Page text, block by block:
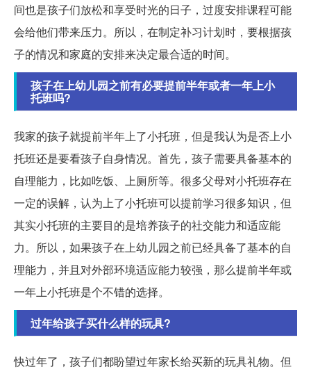
间也是孩子们放松和享受时光的日子，过度安排课程可能
会给他们带来压力。所以，在制定补习计划时，要根据孩
子的情况和家庭的安排来决定最合适的时间。
孩子在上幼儿园之前有必要提前半年或者一年上小
托班吗?
我家的孩子就提前半年上了小托班，但是我认为是否上小
托班还是要看孩子自身情况。首先，孩子需要具备基本的
自理能力，比如吃饭、上厕所等。很多父母对小托班存在
一定的误解，认为上了小托班可以提前学习很多知识，但
其实小托班的主要目的是培养孩子的社交能力和适应能
力。所以，如果孩子在上幼儿园之前已经具备了基本的自
理能力，并且对外部环境适应能力较强，那么提前半年或
一年上小托班是个不错的选择。
过年给孩子买什么样的玩具?
快过年了，孩子们都盼望过年家长给买新的玩具礼物。但